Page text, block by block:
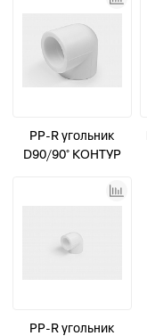
PP-R угольник
D90/90° КОНТУР
PP-R угольник